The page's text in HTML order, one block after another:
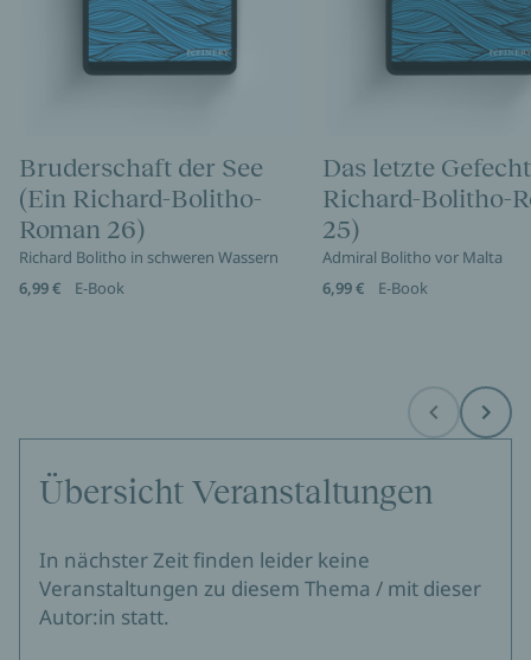
Bruderschaft der See
(Ein Richard-Bolitho-
Roman 26)
Richard Bolitho in schweren Wassern
6,99 €
E-Book
Das letzte
Richard-Bolitho-
25)
Admiral Bolitho vor Malta
6,99 €
E-Book
Before Next
Übersicht Veranstaltungen
In nächster Zeit finden leider keine
Veranstaltungen zu diesem Thema / mit dieser
Autor:in statt.